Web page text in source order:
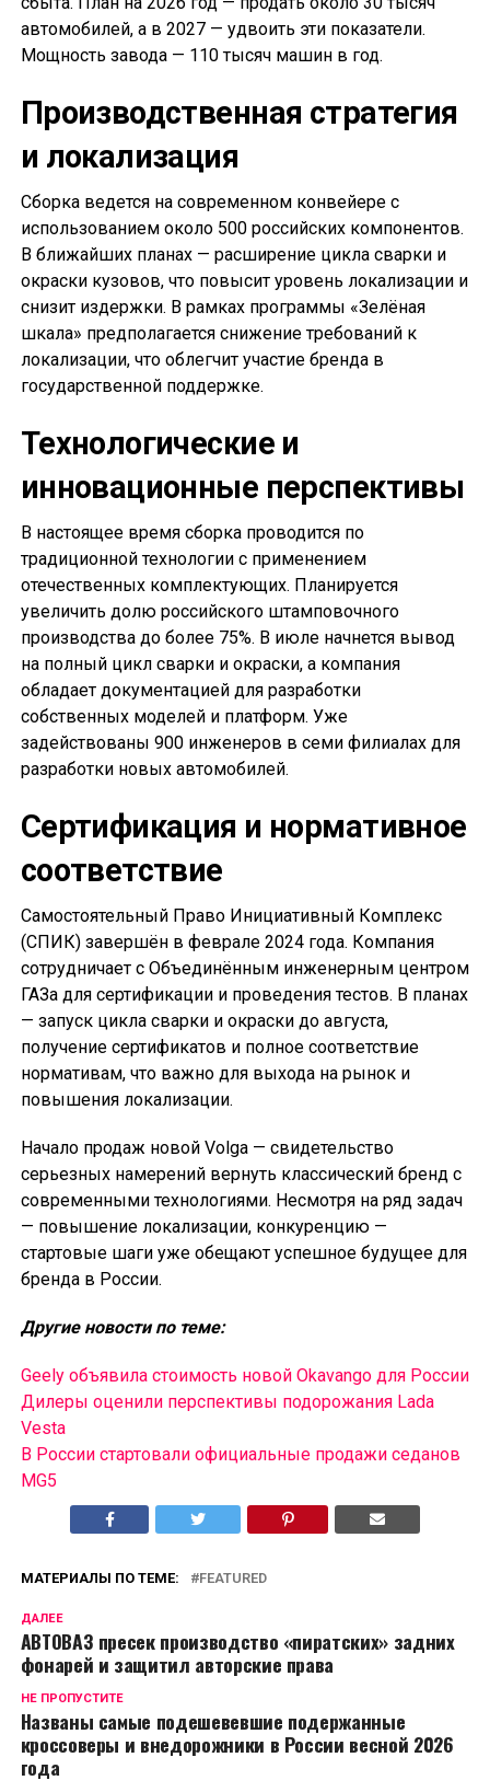
автомобилей, а в 2027 — удвоить эти показатели.
Мощность завода — 110 тысяч машин в год.
Производственная стратегия
и локализация
Сборка ведется на современном конвейере с
использованием около 500 российских компонентов.
В ближайших планах — расширение цикла сварки и
окраски кузовов, что повысит уровень локализации и
снизит издержки. В рамках программы «Зелёная
шкала» предполагается снижение требований к
локализации, что облегчит участие бренда в
государственной поддержке.
Технологические и
инновационные перспективы
В настоящее время сборка проводится по
традиционной технологии с применением
отечественных комплектующих. Планируется
увеличить долю российского штамповочного
производства до более 75%. В июле начнется вывод
на полный цикл сварки и окраски, а компания
обладает документацией для разработки
собственных моделей и платформ. Уже
задействованы 900 инженеров в семи филиалах для
разработки новых автомобилей.
Сертификация и нормативное
соответствие
Самостоятельный Право Инициативный Комплекс
(СПИК) завершён в феврале 2024 года. Компания
сотрудничает с Объединённым инженерным центром
ГАЗа для сертификации и проведения тестов. В планах
— запуск цикла сварки и окраски до августа,
получение сертификатов и полное соответствие
нормативам, что важно для выхода на рынок и
повышения локализации.
Начало продаж новой Volga — свидетельство
серьезных намерений вернуть классический бренд с
современными технологиями. Несмотря на ряд задач
— повышение локализации, конкуренцию —
стартовые шаги уже обещают успешное будущее для
бренда в России.
Другие новости по теме:
Geely объявила стоимость новой Okavango для России
Дилеры оценили перспективы подорожания Lada
Vesta
В России cтартовали официальные продажи седанов
MG5
МАТЕРИАЛЫ ПО ТЕМЕ: FEATURED
ДАЛЕЕ
АВТОВАЗ пресек производство «пиратских» задних
фонарей и защитил авторские права
НЕ ПРОПУСТИТЕ
Названы самые подешевевшие подержанные
кроссоверы и внедорожники в России весной 2026
года